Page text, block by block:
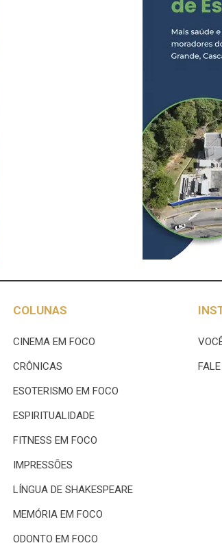
COLUNAS
CINEMA EM FOCO
CRÔNICAS
ESOTERISMO EM FOCO
ESPIRITUALIDADE
FITNESS EM FOCO
IMPRESSÕES
LÍNGUA DE SHAKESPEARE
MEMÓRIA EM FOCO
ODONTO EM FOCO